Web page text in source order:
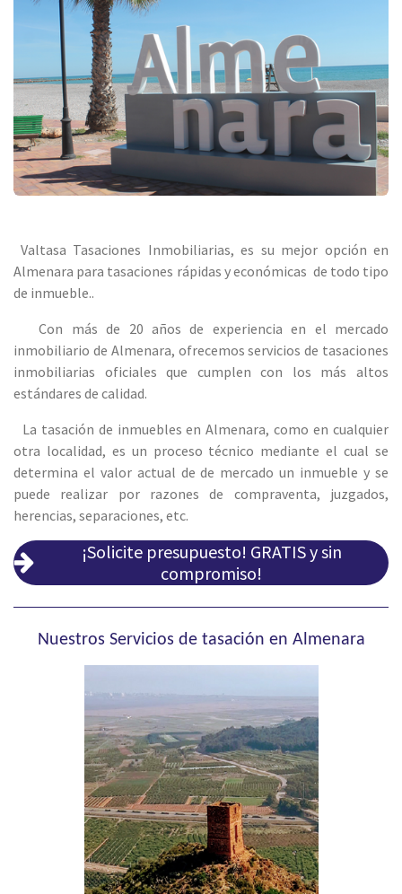
Valtasa Tasaciones Inmobiliarias, es su mejor opción en
Almenara para tasaciones rápidas y económicas de todo tipo
de inmueble..
Con más de 20 años de experiencia en el mercado
inmobiliario de Almenara, ofrecemos servicios de tasaciones
inmobiliarias oficiales que cumplen con los más altos
estándares de calidad.
La tasación de inmuebles en Almenara, como en cualquier
otra localidad, es un proceso técnico mediante el cual se
determina el valor actual de de mercado un inmueble y se
puede realizar porrazones de compraventa, juzgados,
herencias, separaciones, etc.
¡Solicite presupuesto! GRATIS y sin
compromiso!
Nuestros Servicios de tasación en Almenara